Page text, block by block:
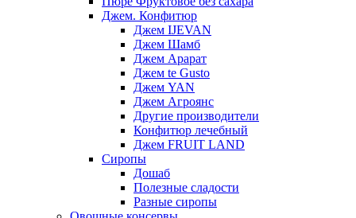
Джем. Конфитюр
Джем IJEVAN
Джем Шамб
Джем Арарат
Джем te Gusto
Джем YAN
Джем Агроянс
Другие производители
Конфитюр лечебный
Джем FRUIT LAND
Сиропы
Дошаб
Полезные сладости
Разные сиропы